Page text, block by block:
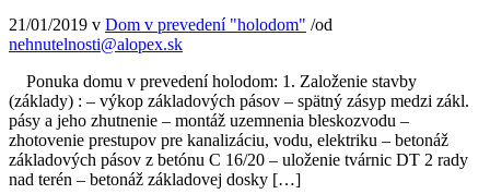
21/01/2019 v Dom v prevedení "holodom" /od
nehnutelnosti@alopex.sk
Ponuka domu v prevedení holodom: 1. Založenie stavby
(základy) : – výkop základových pásov – spätný zásyp medzi zákl.
pásy a jeho zhutnenie – montáž uzemnenia bleskozvodu –
zhotovenie prestupov pre kanalizáciu, vodu, elektriku – betonáž
základových pásov z betónu C 16/20 – uloženie tvárnic DT 2 rady
nad terén – betonáž základovej dosky […]